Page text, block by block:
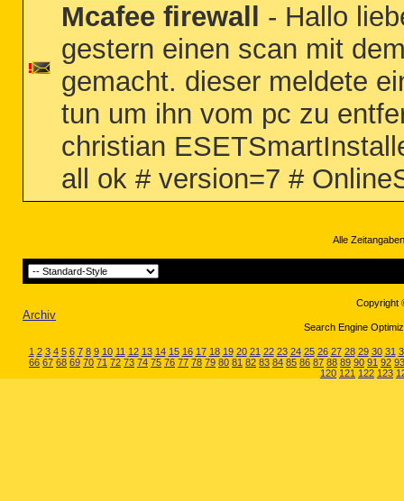
Mcafee firewall
- Hallo
gestern einen scan mit
gemacht. dieser meldete
tun um ihn vom pc zu
christian
all ok # version=7 #
Alle
Copyright
Archiv
Search Engine
1 2 3 4 5 6 7 8 9 10 11 12 13 14 15 16 17 18 19 20 21 22 23 24 25 26 27 28 29 30 31
66 67 68 69 70 71 72 73 74 75 76 77 78 79 80 81 82 83 84 85 86 87 88 89 90 91 92 93
120 121 122 123